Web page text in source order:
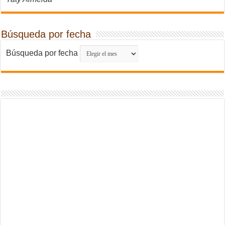
Búsqueda por fecha
Búsqueda por fecha